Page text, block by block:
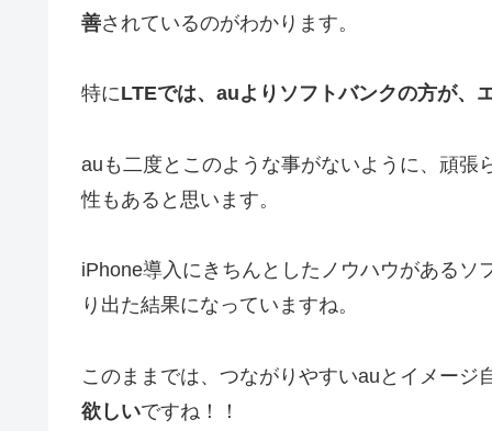
善されているのがわかります。
特にLTEでは、auよりソフトバンクの方が、
auも二度とこのような事がないように、頑
性もあると思います。
iPhone導入にきちんとしたノウハウがあるソ
り出た結果になっていますね。
このままでは、つながりやすいauとイメージ
欲しいですね！！